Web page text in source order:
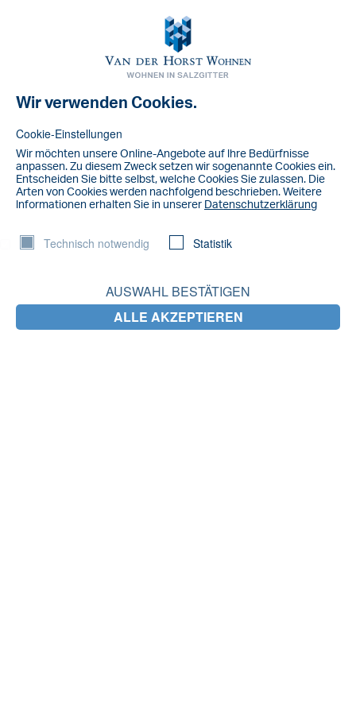
NACHRICHT
Kinderen 2020 1.03
Kinderen 2020 1.03
LETZTE NACHRICHTEN
Salzgitter fährt jetzt durch Braunschweig
Gemeinsam für ein blühendes Steterburg:
blühende Gärten, glückliche Gewinner!
Wir verwenden Cookies.
Cookie-Einstellungen
Wir möchten unsere Online-Angebote auf lhre Bedürfnisse
anpassen. Zu diesem Zweck setzen wir sogenannte Cookies ein.
Entscheiden Sie bitte selbst, welche Cookies Sie zulassen. Die
Arten von Cookies werden nachfolgend beschrieben. Weitere
lnformationen erhalten Sie in unserer Datenschutzerklärung
Technisch notwendig Statistik
AUSWAHL BESTÄTIGEN
ALLE AKZEPTIEREN